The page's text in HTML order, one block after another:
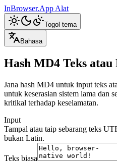
InBrowser.App Alat
Togol tema
Bahasa
Hash MD4 Teks atau
Jana hash MD4 untuk input teks
untuk keserasian sistem lama dan
kritikal terhadap keselamatan.
Input
Tampal atau taip sebarang teks
bukan Latin.
Teks biasa